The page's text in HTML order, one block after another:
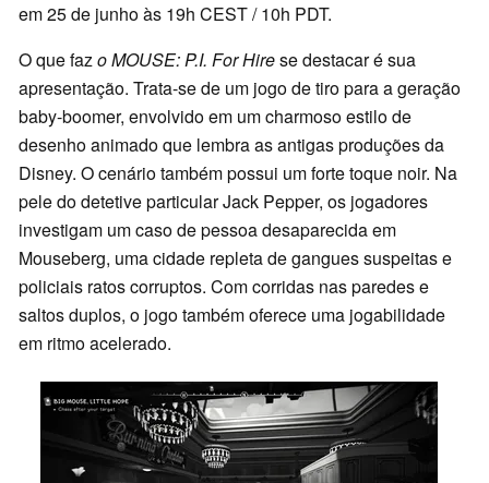
em 25 de junho às 19h CEST / 10h PDT.
O que fazo MOUSE: P.I. For Hirese destacar é sua
apresentação. Trata-se de um jogo de tiro para a geração
baby-boomer, envolvido em um charmoso estilo de
desenho animado que lembra as antigas produções da
Disney. O cenário também possui um forte toque noir. Na
pele do detetive particular Jack Pepper, os jogadores
investigam um caso de pessoa desaparecida em
Mouseberg, uma cidade repleta de gangues suspeitas e
policiais ratos corruptos. Com corridas nas paredes e
saltos duplos, o jogo também oferece uma jogabilidade
em ritmo acelerado.